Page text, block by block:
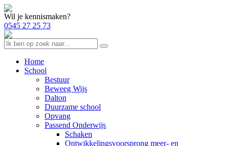
Wil je kennismaken?
0545 27 25 73
Home
School
Bestuur
Beweeg Wijs
Dalton
Duurzame school
Opvang
Passend Onderwijs
Schaken
Ontwikkelingsvoorsprong meer- en